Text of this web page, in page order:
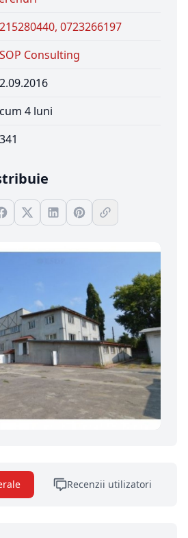
0723266197
Consulting
4 luni
Recenzii utilizatori